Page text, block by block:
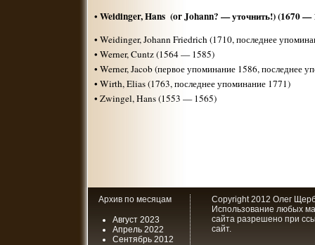
• Weidinger, Hans (or Johann? — уточнить!) (1670 —
• Weidinger, Johann Friedrich (1710, последнее
• Werner, Cuntz (1564 — 1585)
• Werner, Jacob (первое упоминание 1586, последнее
• Wirth, Elias (1763, последнее упоминание 1771)
• Zwingel, Hans (1553 — 1565)
Архив по месяцам
Август 2023
Апрель 2022
Сентябрь 2012
Copyright 2012 Олег
Использование любых
сайта разрешено при
сайт.